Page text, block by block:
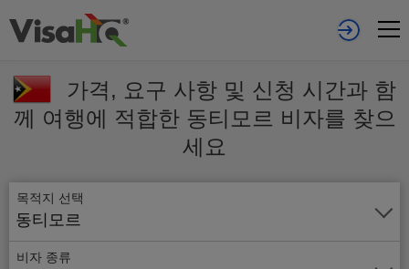
가격, 요구 사항 및 신청 시간과 함
께 여행에 적합한 동티모르 비자를 찾으
세요
목적지 선택
동티모르
비자 종류